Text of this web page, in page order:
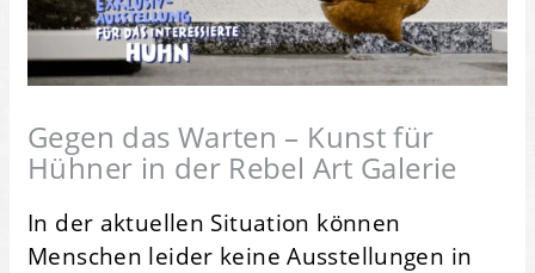
Gegen das Warten – Kunst für
Hühner in der Rebel Art Galerie
In der aktuellen Situation können
Menschen leider keine Ausstellungen in